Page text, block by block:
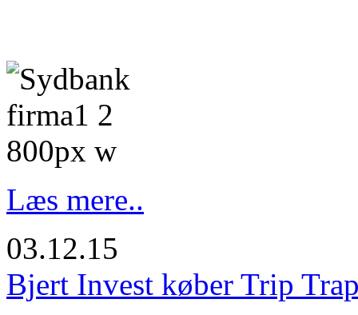
Læs mere..
03.12.15
Bjert Invest køber Trip